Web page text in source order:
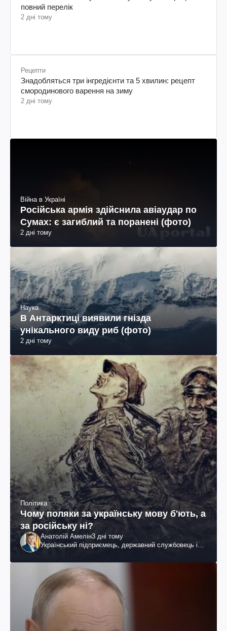
повний перелік
2 дні тому
Рецепти
Знадобляться три інгредієнти та 5 хвилин: рецепт
смородинового варення на зиму
2 дні тому
Війна в Україні
Російська армія здійснила авіаудар по
Сумах: є загиблий та поранені (фото)
2 дні тому
Наука
В Антарктиці виявили гнізда
унікального виду риб (фото)
2 дні тому
Політика
Чому поляки за українську мову б'ють, а
за російську ні?
Анатолій Амелін3 дні тому
Український підприємець, державний службовець і